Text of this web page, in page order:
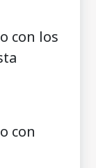
con los
con